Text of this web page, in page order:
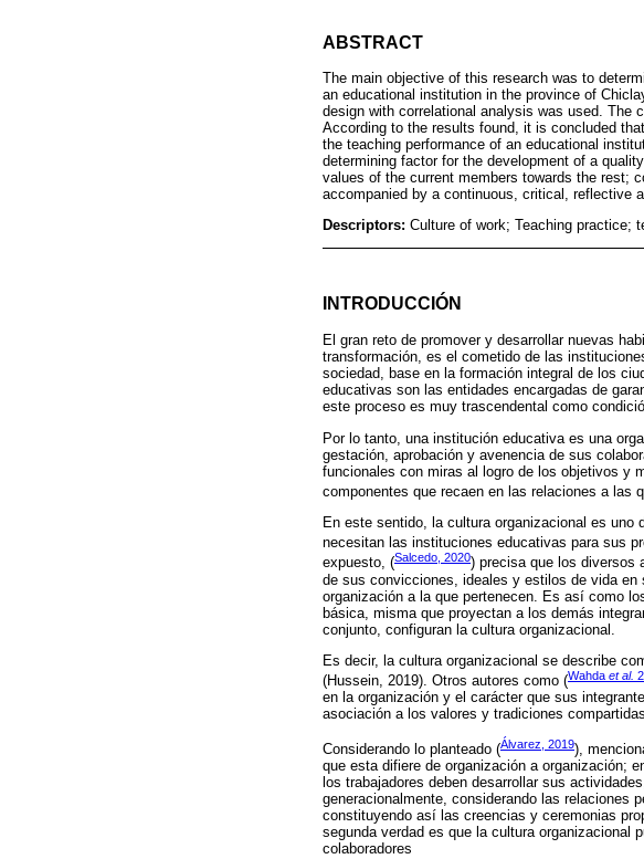
ABSTRACT
The main objective of this research was to
an educational institution in the province of
design with correlational analysis was used. The
According to the results found, it is concluded
the teaching performance of an educational
determining factor for the development of a
values of the current members towards the rest;
accompanied by a continuous, critical, reflective
Descriptors: Culture of work; Teaching practice;
INTRODUCCIÓN
El gran reto de promover y desarrollar nuevas
transformación, es el cometido de las
sociedad, base en la formación integral de los
educativas son las entidades encargadas de
este proceso es muy trascendental como
Por lo tanto, una institución educativa es una
gestación, aprobación y avenencia de sus
funcionales con miras al logro de los objetivos y
componentes que recaen en las relaciones a las
En este sentido, la cultura organizacional es
necesitan las instituciones educativas para sus
expuesto, (Salcedo, 2020) precisa que los diversos
de sus convicciones, ideales y estilos de vida en
organización a la que pertenecen. Es así como
básica, misma que proyectan a los demás
conjunto, configuran la cultura organizacional.
Es decir, la cultura organizacional se describe
(Hussein, 2019). Otros autores como (Wahda et al.
en la organización y el carácter que sus
asociación a los valores y tradiciones
Considerando lo planteado (Álvarez, 2019),
que esta difiere de organización a organización;
los trabajadores deben desarrollar sus
generacionalmente, considerando las relaciones
constituyendo así las creencias y ceremonias
segunda verdad es que la cultura organizacional
colaboradores